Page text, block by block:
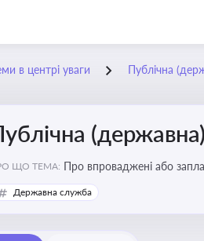
в центрі уваги Публічна
ЩО ТЕМА: Про впроваджені або
організаційну структуру,
Державна служба